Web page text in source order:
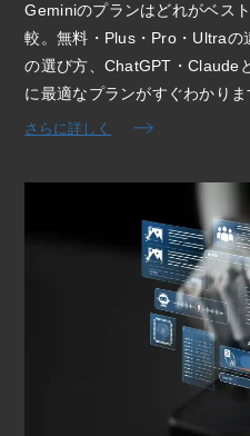
Geminiのプランはどれがベス
較。無料・Plus・Pro・Ultra
の選び方、ChatGPT・Claude
に最適なプランがすぐわかりま
さらに詳しく